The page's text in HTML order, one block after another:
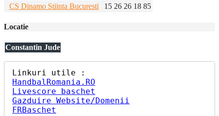
CS Dinamo Stiinta Bucuresti
15 26 26 18 85
Locatie
Constantin Jude
HandbalRomania.RO
Livescore baschet
Gazduire Website/Domenii
FRBaschet